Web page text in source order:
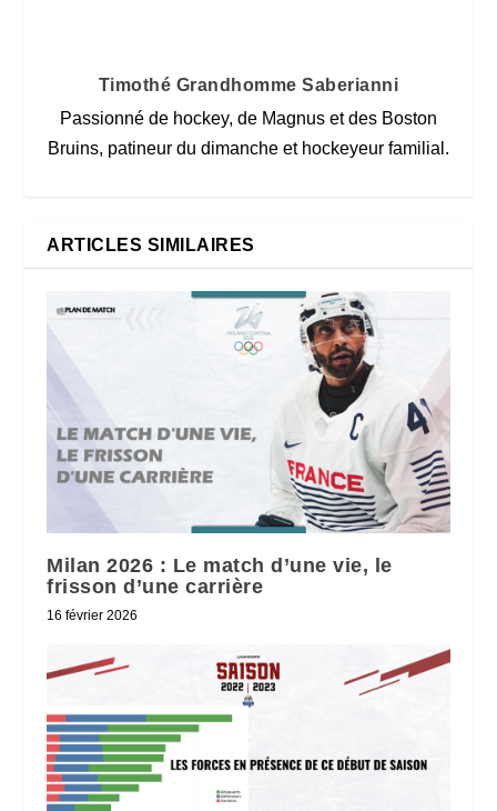
Timothé Grandhomme Saberianni
Passionné de hockey, de Magnus et des Boston
Bruins, patineur du dimanche et hockeyeur familial.
ARTICLES SIMILAIRES
Milan 2026 : Le match d’une vie, le
frisson d’une carrière
16 février 2026